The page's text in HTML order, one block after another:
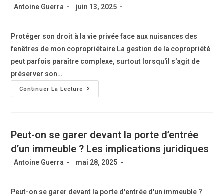
Antoine Guerra juin 13, 2025
Protéger son droit à la vie privée face aux nuisances des
fenêtres de mon copropriétaire La gestion de la copropriété
peut parfois paraître complexe, surtout lorsqu'il s'agit de
préserver son…
Continuer La Lecture
Peut-on se garer devant la porte d’entrée
d’un immeuble ? Les implications juridiques
Antoine Guerra mai 28, 2025
Peut-on se garer devant la porte d'entrée d'un immeuble ?